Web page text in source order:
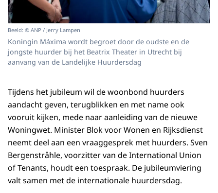
Beeld: © ANP / Jerry Lampen
Koningin Máxima wordt begroet door de oudste en de
jongste huurder bij het Beatrix Theater in Utrecht bij
aanvang van de Landelijke Huurdersdag
Tijdens het jubileum wil de woonbond huurders
aandacht geven, terugblikken en met name ook
vooruit kijken, mede naar aanleiding van de nieuwe
Woningwet. Minister Blok voor Wonen en Rijksdienst
neemt deel aan een vraaggesprek met huurders. Sven
Bergenstråhle, voorzitter van de International Union
of Tenants, houdt een toespraak. De jubileumviering
valt samen met de internationale huurdersdag.